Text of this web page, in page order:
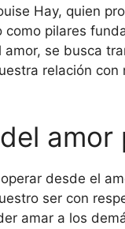
Hay, quien
pilares
se busca
relación
amor
desde el
ser con
amar a los